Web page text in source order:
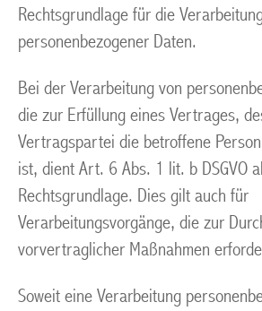
Rechtsgrundlage für die
personenbezogener Daten.
Bei der Verarbeitung von
die zur Erfüllung eines Vertrages,
Vertragspartei die betroffene
ist, dient Art. 6 Abs. 1 lit. b DSGVO
Rechtsgrundlage. Dies gilt auch für
Verarbeitungsvorgänge, die zur
vorvertraglicher Maßnahmen
Soweit eine Verarbeitung